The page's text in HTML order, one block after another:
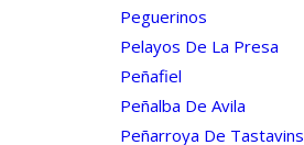
Peguerinos
Pelayos De La Presa
Peñafiel
Peñalba De Avila
Peñarroya De Tastavins